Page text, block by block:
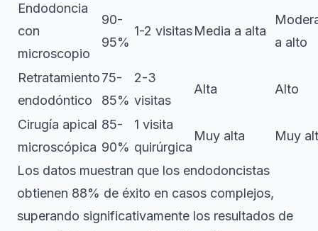
Endodoncia
con
microscopio
90-
95%
1-2 visitasMedia a alta
a alto
Retratamiento
endodóntico
75-
85%
2-3
visitas
Alta Alto
Cirugía apical
microscópica
85-
90%
1 visita
quirúrgica
Muy alta Muy
Los datos muestran que los endodoncistas
obtienen 88% de éxito en casos complejos,
superando significativamente los resultados de